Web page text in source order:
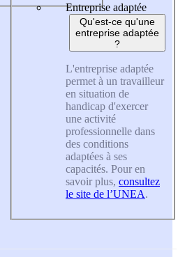
Entreprise adaptée
Qu'est-ce qu'une
entreprise adaptée
?
L'entreprise adaptée
permet à un travailleur
en situation de
handicap d'exercer
une activité
professionnelle dans
des conditions
adaptées à ses
capacités. Pour en
savoir plus, consultez
le site de l’UNEA.